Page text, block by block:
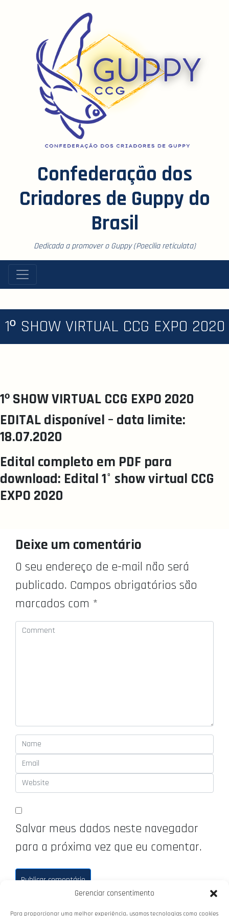
Gerenciar consentimento
Para proporcionar uma melhor experiência, usamos tecnologias como cookies
Confederação dos
Criadores de Guppy do
Brasil
Dedicada a promover o Guppy (Poecilia reticulata)
1º SHOW VIRTUAL CCG EXPO 2020
1º SHOW VIRTUAL CCG EXPO 2020
EDITAL disponível – data limite:
18.07.2020
Edital completo em PDF para
download: Edital 1° show virtual CCG
EXPO 2020
Deixe um comentário
O seu endereço de e-mail não será
publicado. Campos obrigatórios são
marcados com *
Salvar meus dados neste navegador
para a próxima vez que eu comentar.